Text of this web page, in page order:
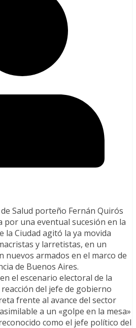
Salud porteño Fernán Quirós
por una eventual sucesión en la
la Ciudad agitó la ya movida
y larretistas, en un
nuevos armados en el marco de
de Buenos Aires.
el escenario electoral de la
del jefe de gobierno
frente al avance del sector
a un «golpe en la mesa»
como el jefe político del